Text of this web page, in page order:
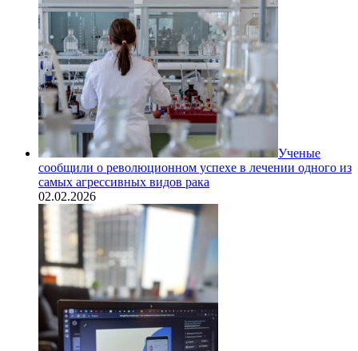
Ученые
сообщили о революционном успехе в лечении одного из
самых агрессивных видов рака
02.02.2026